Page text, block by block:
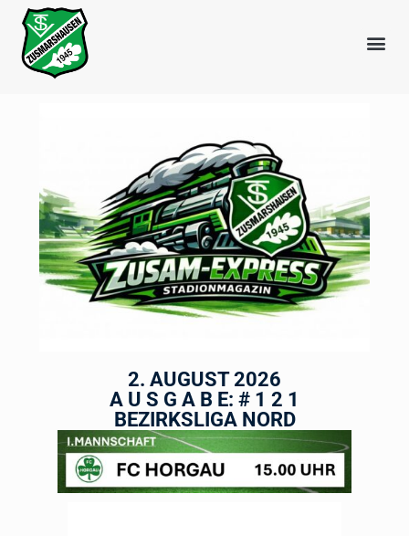
2. AUGUST 2026
A U S G A B E: # 1 2 1
BEZIRKSLIGA NORD